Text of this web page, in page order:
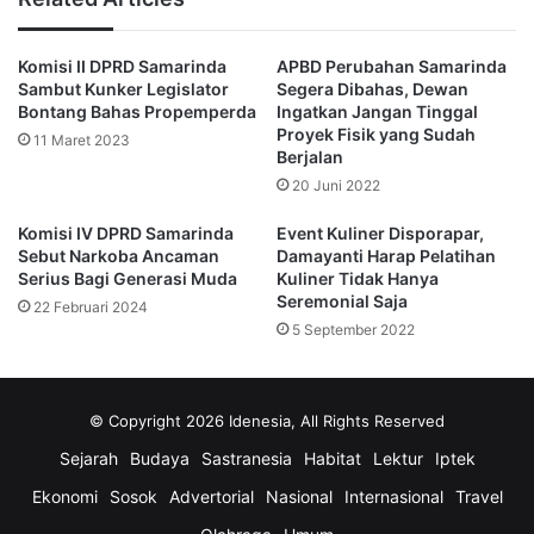
adanya Peraturan Presiden Republik Indonesia Nomor 25
Tahun 2021 tentang Kebijakan Kabupaten/Kota Layak
Anak,” kata Rusmadi saat berikan sambutan.
Ia menjelaskan dalam peraturan dijelaskan bahwa jika
kebijakan KLA memiliki tujuan untuk mewujudkan sistem
pembangunan yang menjamin pemenuhan hak anak dan
perlindungan khusus anak yang dilakukan secara
terencana, menyeluruh dan berkelanjutan.
Pemerintah Kabupaten maupun Kota memerlukan
kemitraan untuk menjamin terwujudnya Kota Layak Anak,
Kemitraan harus melibatkan dari pihak swasta, tokoh
Komisi II DPRD Samarinda
Sambut Kunker Legislator
Bontang Bahas Propemperda
11 Maret 2023
APBD Perubahan Samarinda
Segera Dibahas, Dewan
Ingatkan Jangan Tinggal
Proyek Fisik yang Sudah
Berjalan
20 Juni 2022
Komisi IV DPRD Samarinda
Sebut Narkoba Ancaman
Serius Bagi Generasi Muda
22 Februari 2024
Event Kuliner Disporapar,
Damayanti Harap Pelatihan
Kuliner Tidak Hanya
Seremonial Saja
5 September 2022
© Copyright 2026 Idenesia, All Rights Reserved
Sejarah Budaya Sastranesia Habitat Lektur
Iptek
Ekonomi
Sosok Advertorial Nasional Internasional
Travel